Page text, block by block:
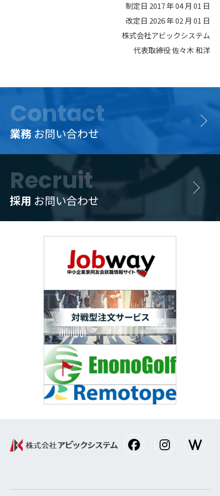
制定日 2017 年 04 月 01 日
改定日 2026 年 02 月 01 日
株式会社アビックシステム
代表取締役 佐々木 和洋
Contact
業務 お問い合わせ
Recruit
採用 お問い合わせ